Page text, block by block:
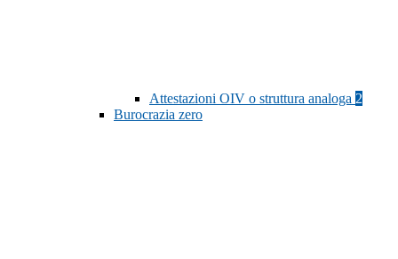
Attestazioni OIV o struttura analoga 2
Burocrazia zero